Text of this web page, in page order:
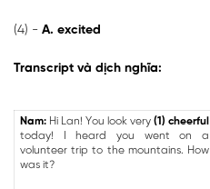
(4) - A. excited
Transcript và dịch nghĩa:
Nam: Hi Lan! You look very (1) cheerful
today! I heard you went on a
volunteer trip to the mountains. How
was it?